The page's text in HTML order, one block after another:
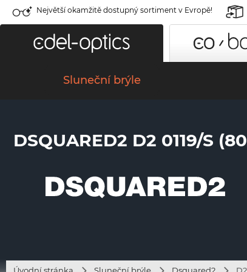
Největší okamžitě dostupný sortiment v Evropě!
Sluneční brýle
DSQUARED2 D2 0119/S